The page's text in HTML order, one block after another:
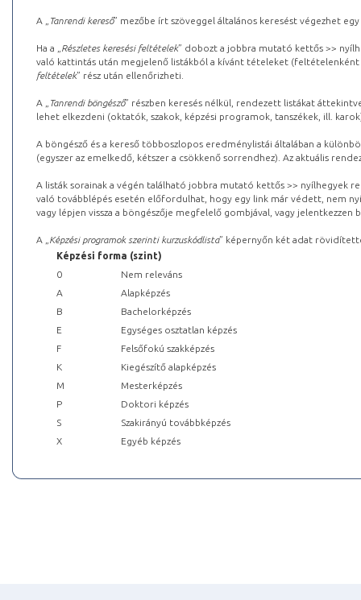
A „ Tanrendi kereső” mezőbe írt szöveggel általános keresést végezhet
Ha a „ Részletes keresési feltételek” dobozt a jobbra mutató kettős >>
való kattintás után megjelenő listákból a kívánt tételeket (feltételenként
feltételek” rész után ellenőrizheti.
A „ Tanrendi böngésző” részben keresés nélkül, rendezett listákat
lehet elkezdeni (oktatók, szakok, képzési programok, tanszékek, ill.
A böngésző és a kereső többoszlopos eredménylistái általában a
(egyszer az emelkedő, kétszer a csökkenő sorrendhez). Az aktuális
A listák sorainak a végén található jobbra mutató kettős >> nyílhegyek
való továbblépés esetén előfordulhat, hogy egy link már védett, nem
vagy lépjen vissza a böngészője megfelelő gombjával, vagy
A „ Képzési programok szerinti kurzuskódlista” képernyőn két adat
Képzési forma (szint)
0
Nem releváns
A
Alapképzés
B
Bachelorképzés
E
Egységes osztatlan képzés
F
Felsőfokú szakképzés
K
Kiegészítő alapképzés
M
Mesterképzés
P
Doktori képzés
S
Szakirányú továbbképzés
X
Egyéb képzés